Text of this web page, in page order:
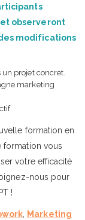
observeront
modifications
projet concret.
marketing
formation en
formation vous
votre efficacité
nous pour
!
Marketing